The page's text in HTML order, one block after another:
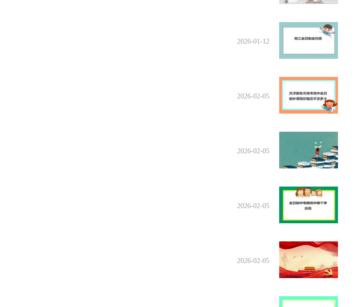
2026-01-12
2026-02-05
2026-02-05
2026-02-05
2026-02-05